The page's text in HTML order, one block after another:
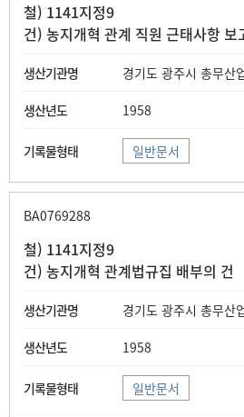
철) 1141지정9
건) 농지개혁 관계 직원 근태사항 보
경기도 광주시 총무산
1958
일반문서
BA0769288
철) 1141지정9
건) 농지개혁 관계법규집 배부의 건
경기도 광주시 총무산
1958
일반문서